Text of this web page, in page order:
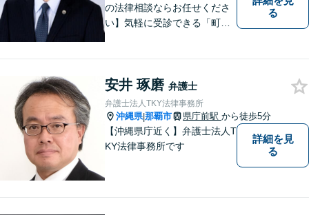
の法律相談ならお任せくださ
い】気軽に受診できる「町医
かし、ひとりでも多く悩まれ
ている方を救います。ぜひご
相談ください。
る
安井 琢磨 弁護士
弁護士法人TKY法律事務所
沖縄県|那覇市 県庁前駅 から徒歩5分
【沖縄県庁近く】弁護士法人T
KY法律事務所です
詳細を見
る